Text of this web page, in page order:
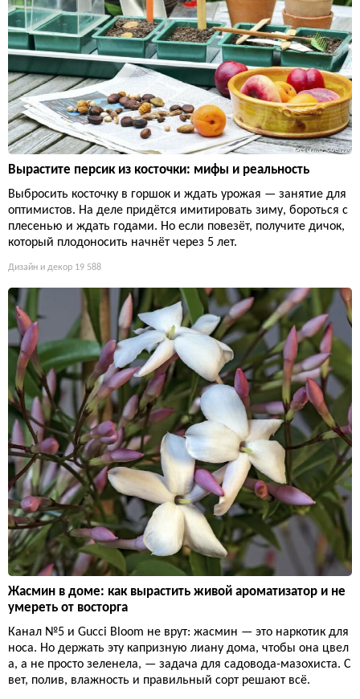
Вырастите персик из косточки: мифы и реальность
Выбросить косточку в горшок и ждать урожая — занятие для
оптимистов. На деле придётся имитировать зиму, бороться с
плесенью и ждать годами. Но если повезёт, получите дичок,
который плодоносить начнёт через 5 лет.
Дизайн и декор 19 588
Жасмин в доме: как вырастить живой ароматизатор и не
умереть от восторга
Канал №5 и Gucci Bloom не врут: жасмин — это наркотик для
носа. Но держать эту капризную лиану дома, чтобы она цвел
а, а не просто зеленела, — задача для садовода-мазохиста. С
вет, полив, влажность и правильный сорт решают всё.